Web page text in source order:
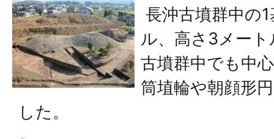
長沖古墳群中の
ル、高さ3メー
古墳群中でも中
筒埴輪や朝顔形
した。